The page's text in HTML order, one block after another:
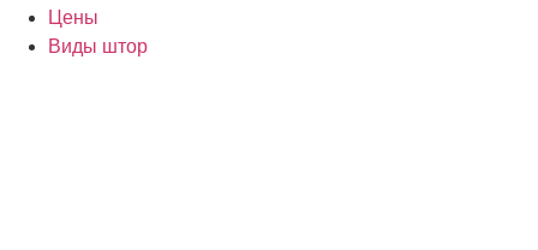
Цены
Виды штор